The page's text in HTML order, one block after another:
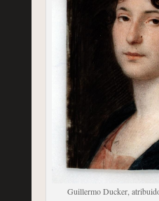
Guillermo Ducker,